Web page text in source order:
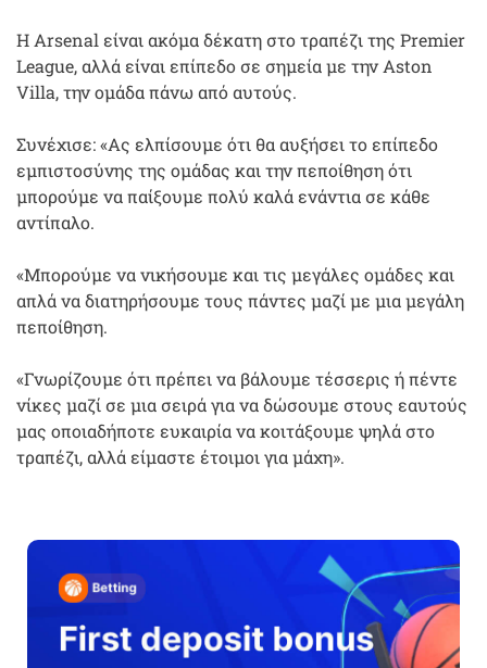
Η Arsenal είναι ακόμα δέκατη στο τραπέζι της Premier
League, αλλά είναι επίπεδο σε σημεία με την Aston
Villa, την ομάδα πάνω από αυτούς.
Συνέχισε: «Ας ελπίσουμε ότι θα αυξήσει το επίπεδο
εμπιστοσύνης της ομάδας και την πεποίθηση ότι
μπορούμε να παίξουμε πολύ καλά ενάντια σε κάθε
αντίπαλο.
«Μπορούμε να νικήσουμε και τις μεγάλες ομάδες και
απλά να διατηρήσουμε τους πάντες μαζί με μια μεγάλη
πεποίθηση.
«Γνωρίζουμε ότι πρέπει να βάλουμε τέσσερις ή πέντε
νίκες μαζί σε μια σειρά για να δώσουμε στους εαυτούς
μας οποιαδήποτε ευκαιρία να κοιτάξουμε ψηλά στο
τραπέζι, αλλά είμαστε έτοιμοι για μάχη».